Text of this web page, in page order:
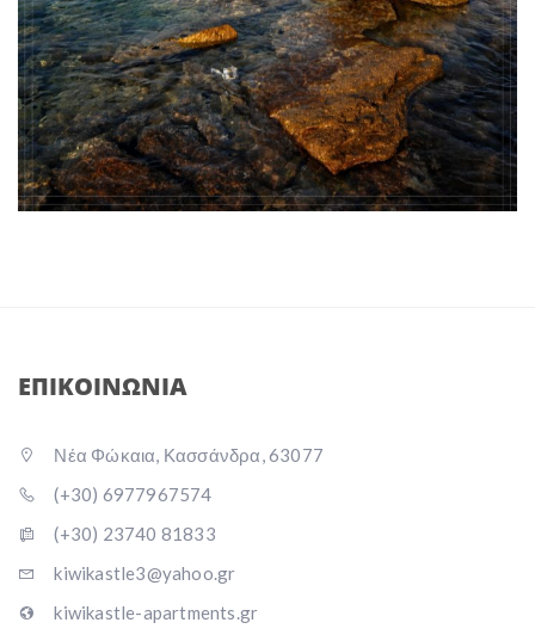
ΕΠΙΚΟΙΝΩΝΙΑ
Νέα Φώκαια, Κασσάνδρα, 63077
(+30) 6977967574
(+30) 23740 81833
kiwikastle3@yahoo.gr
kiwikastle-apartments.gr